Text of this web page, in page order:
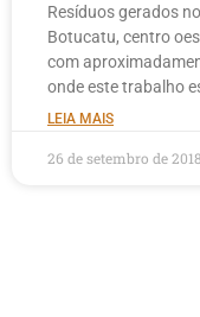
Resíduos gerados
Botucatu, centro
com
onde este trabalho
LEIA MAIS
26 de setembro de 2018